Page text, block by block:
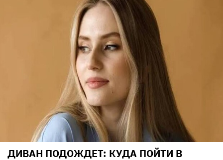
ДИВАН ПОДОЖДЕТ: КУДА ПОЙТИ В